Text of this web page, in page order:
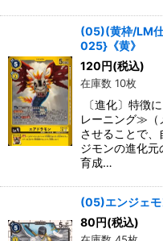
(05)(黄枠/LM
025}《黄》
120円(税込)
在庫数 10枚
〔進化〕特徴
レーニング≫（
させることで
ジモンの進化
育成…
(05)エンジェ
80円(税込)